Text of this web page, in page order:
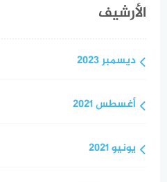
الأرشيف
ديسمبر 2023
أغسطس 2021
يونيو 2021